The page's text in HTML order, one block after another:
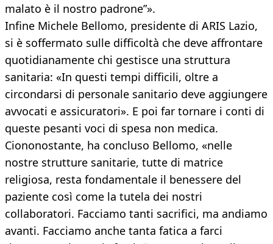
malato è il nostro padrone”».
Infine Michele Bellomo, presidente di ARIS Lazio,
si è soffermato sulle difficoltà che deve affrontare
quotidianamente chi gestisce una struttura
sanitaria: «In questi tempi difficili, oltre a
circondarsi di personale sanitario deve aggiungere
avvocati e assicuratori». E poi far tornare i conti di
queste pesanti voci di spesa non medica.
Ciononostante, ha concluso Bellomo, «nelle
nostre strutture sanitarie, tutte di matrice
religiosa, resta fondamentale il benessere del
paziente così come la tutela dei nostri
collaboratori. Facciamo tanti sacrifici, ma andiamo
avanti. Facciamo anche tanta fatica a farci